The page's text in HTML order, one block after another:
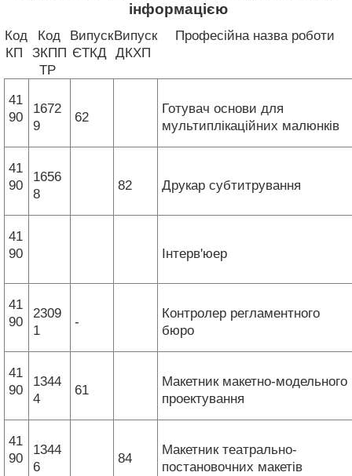
інформацією
Код
КП
Код
ЗКПП
ТР
Випуск
ЄТКД
Випуск
ДКХП
Професійна назва роботи
41
90
1672
9
62
Готувач основи для
мультиплікаційних малюнків
41
90
1656
8
82 Друкар субтитрування
41
90
Інтерв'юер
41
90
2309
1
-
Контролер регламентного
бюро
41
90
1344
4
61
Макетник макетно-модельного
проектування
41
90
1344
6
84
Макетник театрально-
постановочних макетів